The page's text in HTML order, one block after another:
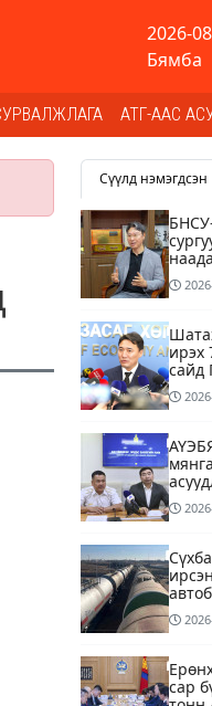
2026-
Бямба
АТГ-ААС
Сүүлд нэмэгдсэн
сайн
ирэх
сайд
д
сар